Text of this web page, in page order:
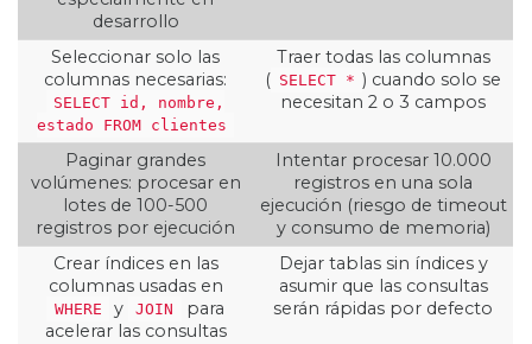
desarrollo
Seleccionar solo las
columnas necesarias:
SELECT id, nombre,
estado FROM clientes
Traer todas las columnas
( SELECT * ) cuando solo se
necesitan 2 o 3 campos
Paginar grandes
volúmenes: procesar en
lotes de 100-500
registros por ejecución
Intentar procesar 10.000
registros en una sola
ejecución (riesgo de timeout
y consumo de memoria)
Crear índices en las
columnas usadas en
WHERE y JOIN
para
acelerar las consultas
Dejar tablas sin índices y
asumir que las consultas
serán rápidas por defecto